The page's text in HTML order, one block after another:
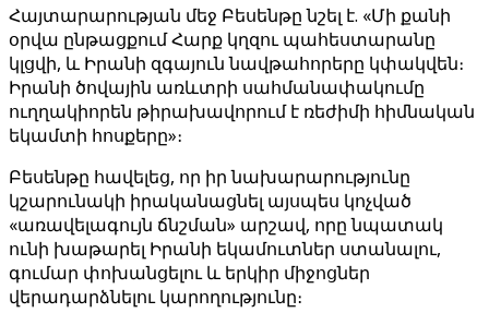
Հայտարարության մեջ Բեսենթը նշել է. «Մի քանի
օրվա ընթացքում Հարք կղզու պահեստարանը
կլցվի, և Իրանի զգայուն նավթահորերը կփակվեն։
Իրանի ծովային առևտրի սահմանափակումը
ուղղակիորեն թիրախավորում է ռեժիմի հիմնական
եկամտի հոսքերը»։
Բեսենթը հավելեց, որ իր նախարարությունը
կշարունակի իրականացնել այսպես կոչված
«առավելագույն ճնշման» արշավ, որը նպատակ
ունի խաթարել Իրանի եկամուտներ ստանալու,
գումար փոխանցելու և երկիր միջոցներ
վերադարձնելու կարողությունը։